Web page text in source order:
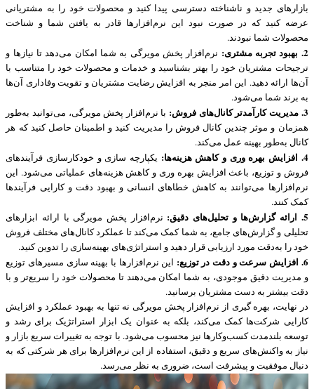
بازارهای جدید و ناشناخته دسترسی پیدا کنید و محصولات خود را به مشتریانی
عرضه کنید که در صورت نبود این نرم‌افزارها قادر به یافتن شما و شناخت
محصولات شما نبودند.
2. بهبود تجربه مشتری:
نرم‌افزار پخش مویرگی به شما امکان می‌دهد تا نیازها و
ترجیحات مشتریان خود را بهتر بشناسید و خدمات و محصولات خود را متناسب با
آن‌ها ارائه دهید. این امر منجر به افزایش رضایت مشتریان و تقویت وفاداری آن‌ها
به برند شما می‌شود.
3. مدیریت کارآمدتر کانال‌های فروش:
با نرم‌افزار پخش مویرگی، می‌توانید به‌طور
همزمان و موثر چندین کانال فروش را مدیریت کنید و اطمینان حاصل کنید که هر
کانال به‌طور بهینه عمل می‌کند.
4. افزایش بهره‌ وری و کاهش هزینه‌ها:
یکپارچه ‌سازی و خودکارسازی فرآیندهای
فروش و توزیع، باعث افزایش بهره‌ وری و کاهش هزینه‌های عملیاتی می‌شود. این
نرم‌افزارها می‌توانند به کاهش خطاهای انسانی و بهبود دقت و کارایی فرآیندها
کمک کنند.
5. ارائه گزارش‌ها و تحلیل‌های دقیق:
نرم‌افزار پخش مویرگی با ارائه ابزارهای
تحلیلی و گزارش‌های جامع، به شما کمک می‌کند تا عملکرد کانال‌های مختلف فروش
خود را به‌دقت مورد ارزیابی قرار دهید و استراتژی‌های بهینه‌سازی را تدوین کنید.
6. افزایش سرعت و دقت در توزیع:
این نرم‌افزارها با بهینه‌ سازی مسیرهای توزیع
و مدیریت دقیق موجودی، به شما امکان می‌دهند تا محصولات خود را سریع‌تر و با
دقت بیشتر به دست مشتریان برسانید.
در نهایت، بهره‌ گیری از نرم‌افزار پخش مویرگی نه تنها به بهبود عملکرد و افزایش
کارایی شرکت‌ها کمک می‌کند، بلکه به عنوان یک ابزار استراتژیک برای رشد و
توسعه بلندمدت کسب‌وکارها نیز محسوب می‌شود. با توجه به تغییرات سریع بازار و
نیاز به واکنش‌های سریع و دقیق، استفاده از این نرم‌افزارها برای هر شرکتی که به
دنبال موفقیت و پیشرفت است، ضروری به نظر می‌رسد.